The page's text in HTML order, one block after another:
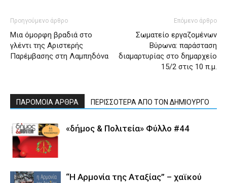
Προηγούμενο άρθρο
Μια όμορφη βραδιά στο
γλέντι της Αριστερής
Παρέμβασης στη Λαμπηδόνα
Επόμενο άρθρο
Σωματείο εργαζομένων
Βύρωνα: παράσταση
διαμαρτυρίας στο δημαρχείο
15/2 στις 10 π.μ.
ΠΑΡΟΜΟΙΑ ΑΡΘΡΑ ΠΕΡΙΣΣΟΤΕΡΑ ΑΠΟ ΤΟΝ ΔΗΜΙΟΥΡΓΟ
«δήμος & Πολιτεία» Φύλλο #44
“Η Αρμονία της Αταξίας” – χαϊκού